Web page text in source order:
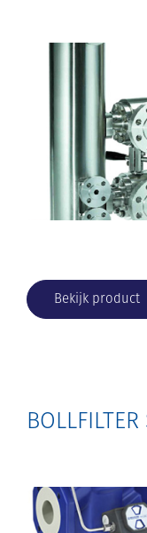
Bekijk product